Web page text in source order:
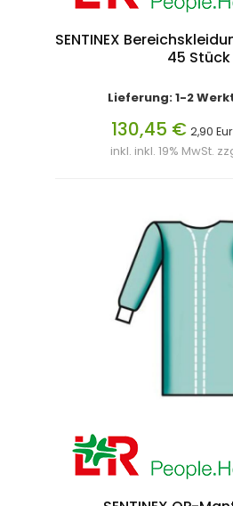
SENTINEX
45 Stück
Lieferung: 1-2
130,45 € 2,90
inkl. inkl. 19% MwSt.